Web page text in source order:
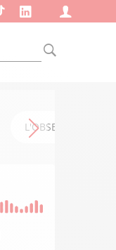
L'OBSERVATOIRE